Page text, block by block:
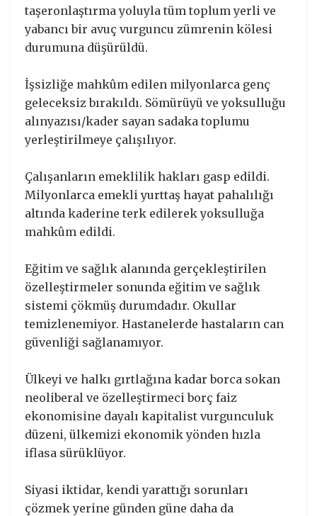
taşeronlaştırma yoluyla tüm toplum yerli ve
yabancı bir avuç vurguncu zümrenin kölesi
durumuna düşürüldü.
İşsizliğe mahkûm edilen milyonlarca genç
geleceksiz bırakıldı. Sömürüyü ve yoksulluğu
alınyazısı/kader sayan sadaka toplumu
yerleştirilmeye çalışılıyor.
Çalışanların emeklilik hakları gasp edildi.
Milyonlarca emekli yurttaş hayat pahalılığı
altında kaderine terk edilerek yoksulluğa
mahkûm edildi.
Eğitim ve sağlık alanında gerçekleştirilen
özelleştirmeler sonunda eğitim ve sağlık
sistemi çökmüş durumdadır. Okullar
temizlenemiyor. Hastanelerde hastaların can
güvenliği sağlanamıyor.
Ülkeyi ve halkı gırtlağına kadar borca sokan
neoliberal ve özelleştirmeci borç faiz
ekonomisine dayalı kapitalist vurgunculuk
düzeni, ülkemizi ekonomik yönden hızla
iflasa sürüklüyor.
Siyasi iktidar, kendi yarattığı sorunları
çözmek yerine günden güne daha da